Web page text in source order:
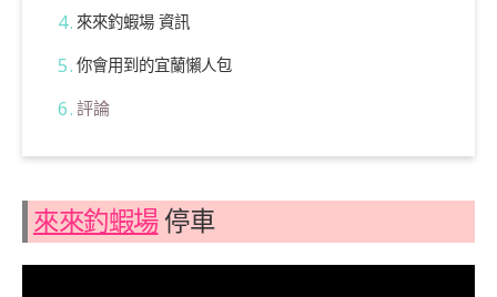
來來釣蝦場 資訊
你會用到的宜蘭懶人包
評論
來來釣蝦場停車